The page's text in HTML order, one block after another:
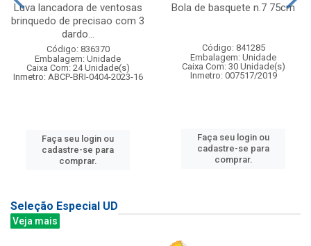
Luva lancadora de ventosas
brinquedo de precisao com 3
dardo...
Código: 836370
Embalagem: Unidade
Caixa Com: 24 Unidade(s)
Inmetro: ABCP-BRI-0404-2023-16
Faça seu login ou
cadastre-se para
comprar.
Bola de basquete n.7 75cm
Código: 841285
Embalagem: Unidade
Caixa Com: 30 Unidade(s)
Inmetro: 007517/2019
Faça seu login ou
cadastre-se para
comprar.
Seleção Especial UD
Veja mais